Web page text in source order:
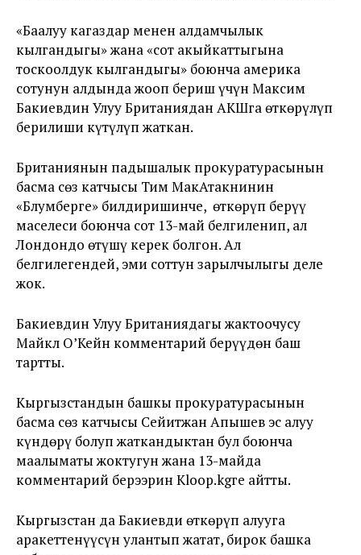
«Баалуу кагаздар менен алдамчылык
кылгандыгы» жана «сот акыйкаттыгына
тоскоолдук кылгандыгы» боюнча америка
сотунун алдында жооп бериш үчүн Максим
Бакиевдин Улуу Британиядан АКШга өткөрүлүп
берилиши күтүлүп жаткан.
Британиянын падышалык прокуратурасынын
басма сөз катчысы Тим МакАтакнинин
«Блумберге» билдиришинче, өткөрүп берүү
маселеси боюнча сот 13-май белгиленип, ал
Лондондо өтүшү керек болгон. Ал
белгилегендей, эми соттун зарылчылыгы деле
жок.
Бакиевдин Улуу Британиядагы жактоочусу
Майкл О’Кейн комментарий берүүдөн баш
тартты.
Кыргызстандын башкы прокуратурасынын
басма сөз катчысы Сейитжан Апышев эс алуу
күндөрү болуп жаткандыктан бул боюнча
маалыматы жоктугун жана 13-майда
комментарий берээрин Kloop.kgге айтты.
Кыргызстан да Бакиевди өткөрүп алууга
аракеттенүүсүн улантып жатат, бирок башка